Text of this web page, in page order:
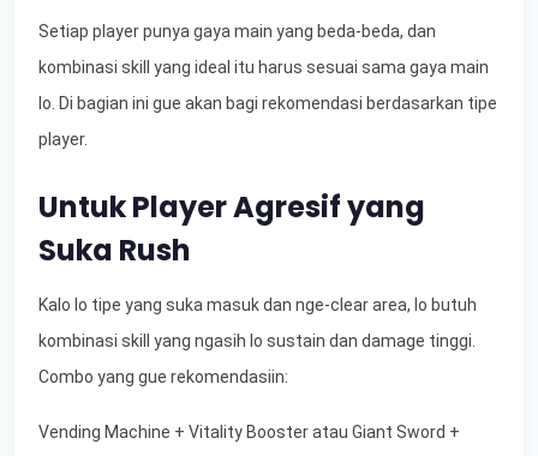
Setiap player punya gaya main yang beda-beda, dan
kombinasi skill yang ideal itu harus sesuai sama gaya main
lo. Di bagian ini gue akan bagi rekomendasi berdasarkan tipe
player.
Untuk Player Agresif yang
Suka Rush
Kalo lo tipe yang suka masuk dan nge-clear area, lo butuh
kombinasi skill yang ngasih lo sustain dan damage tinggi.
Combo yang gue rekomendasiin:
Vending Machine + Vitality Booster atau Giant Sword +